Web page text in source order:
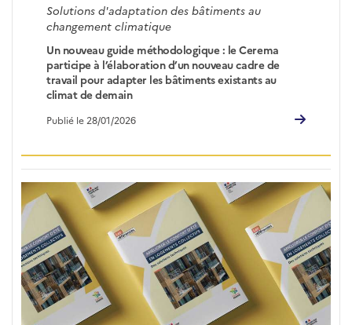
Solutions d'adaptation des bâtiments au
changement climatique
Un nouveau guide méthodologique : le Cerema
participe à l’élaboration d’un nouveau cadre de
travail pour adapter les bâtiments existants au
climat de demain
Publié le 28/01/2026